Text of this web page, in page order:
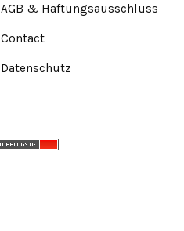
AGB & Haftungsausschluss
Contact
Datenschutz